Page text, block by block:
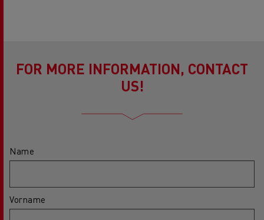
FOR MORE INFORMATION, CONTACT
US!
Name
Vorname